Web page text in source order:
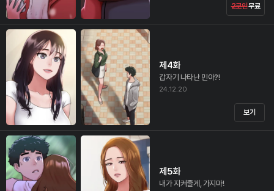
2코인무료
제4화
갑자기 나타난 민아?!
24.12.20
보기
제5화
내가 지켜줄게, 가지마!